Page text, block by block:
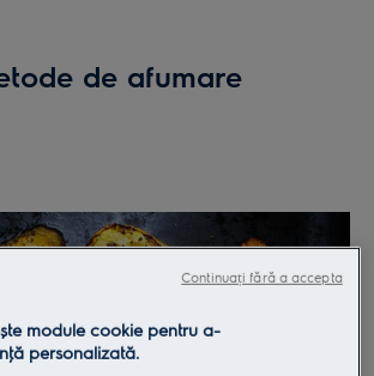
de afumare
module cookie pentru a-
personalizată.
Continuați fără a accepta